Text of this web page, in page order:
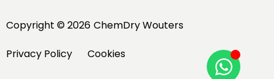
Copyright © 2026 ChemDry Wouters
Privacy Policy Cookies